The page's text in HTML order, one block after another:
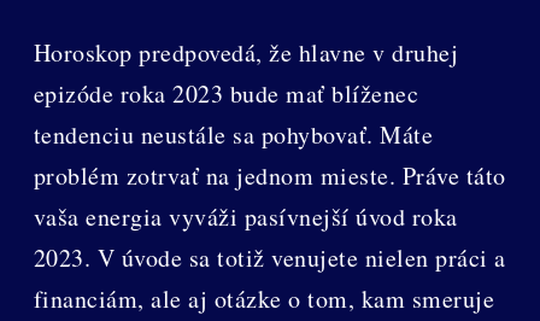
Horoskop predpovedá, že hlavne v druhej
epizóde roka 2023 bude mať blíženec
tendenciu neustále sa pohybovať. Máte
problém zotrvať na jednom mieste. Práve táto
vaša energia vyváži pasívnejší úvod roka
2023. V úvode sa totiž venujete nielen práci a
financiám, ale aj otázke o tom, kam smeruje